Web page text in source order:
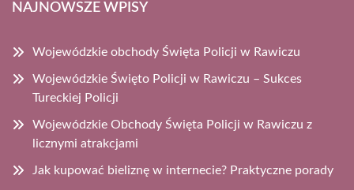
NAJNOWSZE WPISY
Wojewódzkie obchody Święta Policji w Rawiczu
Wojewódzkie Święto Policji w Rawiczu – Sukces
Tureckiej Policji
Wojewódzkie Obchody Święta Policji w Rawiczu z
licznymi atrakcjami
Jak kupować bieliznę w internecie? Praktyczne porady